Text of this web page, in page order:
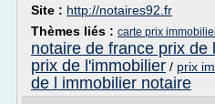
Site : http://notaires92.fr
Thèmes liés : carte prix
notaire de france prix de
prix de l'immobilier / prix
de l immobilier notaire